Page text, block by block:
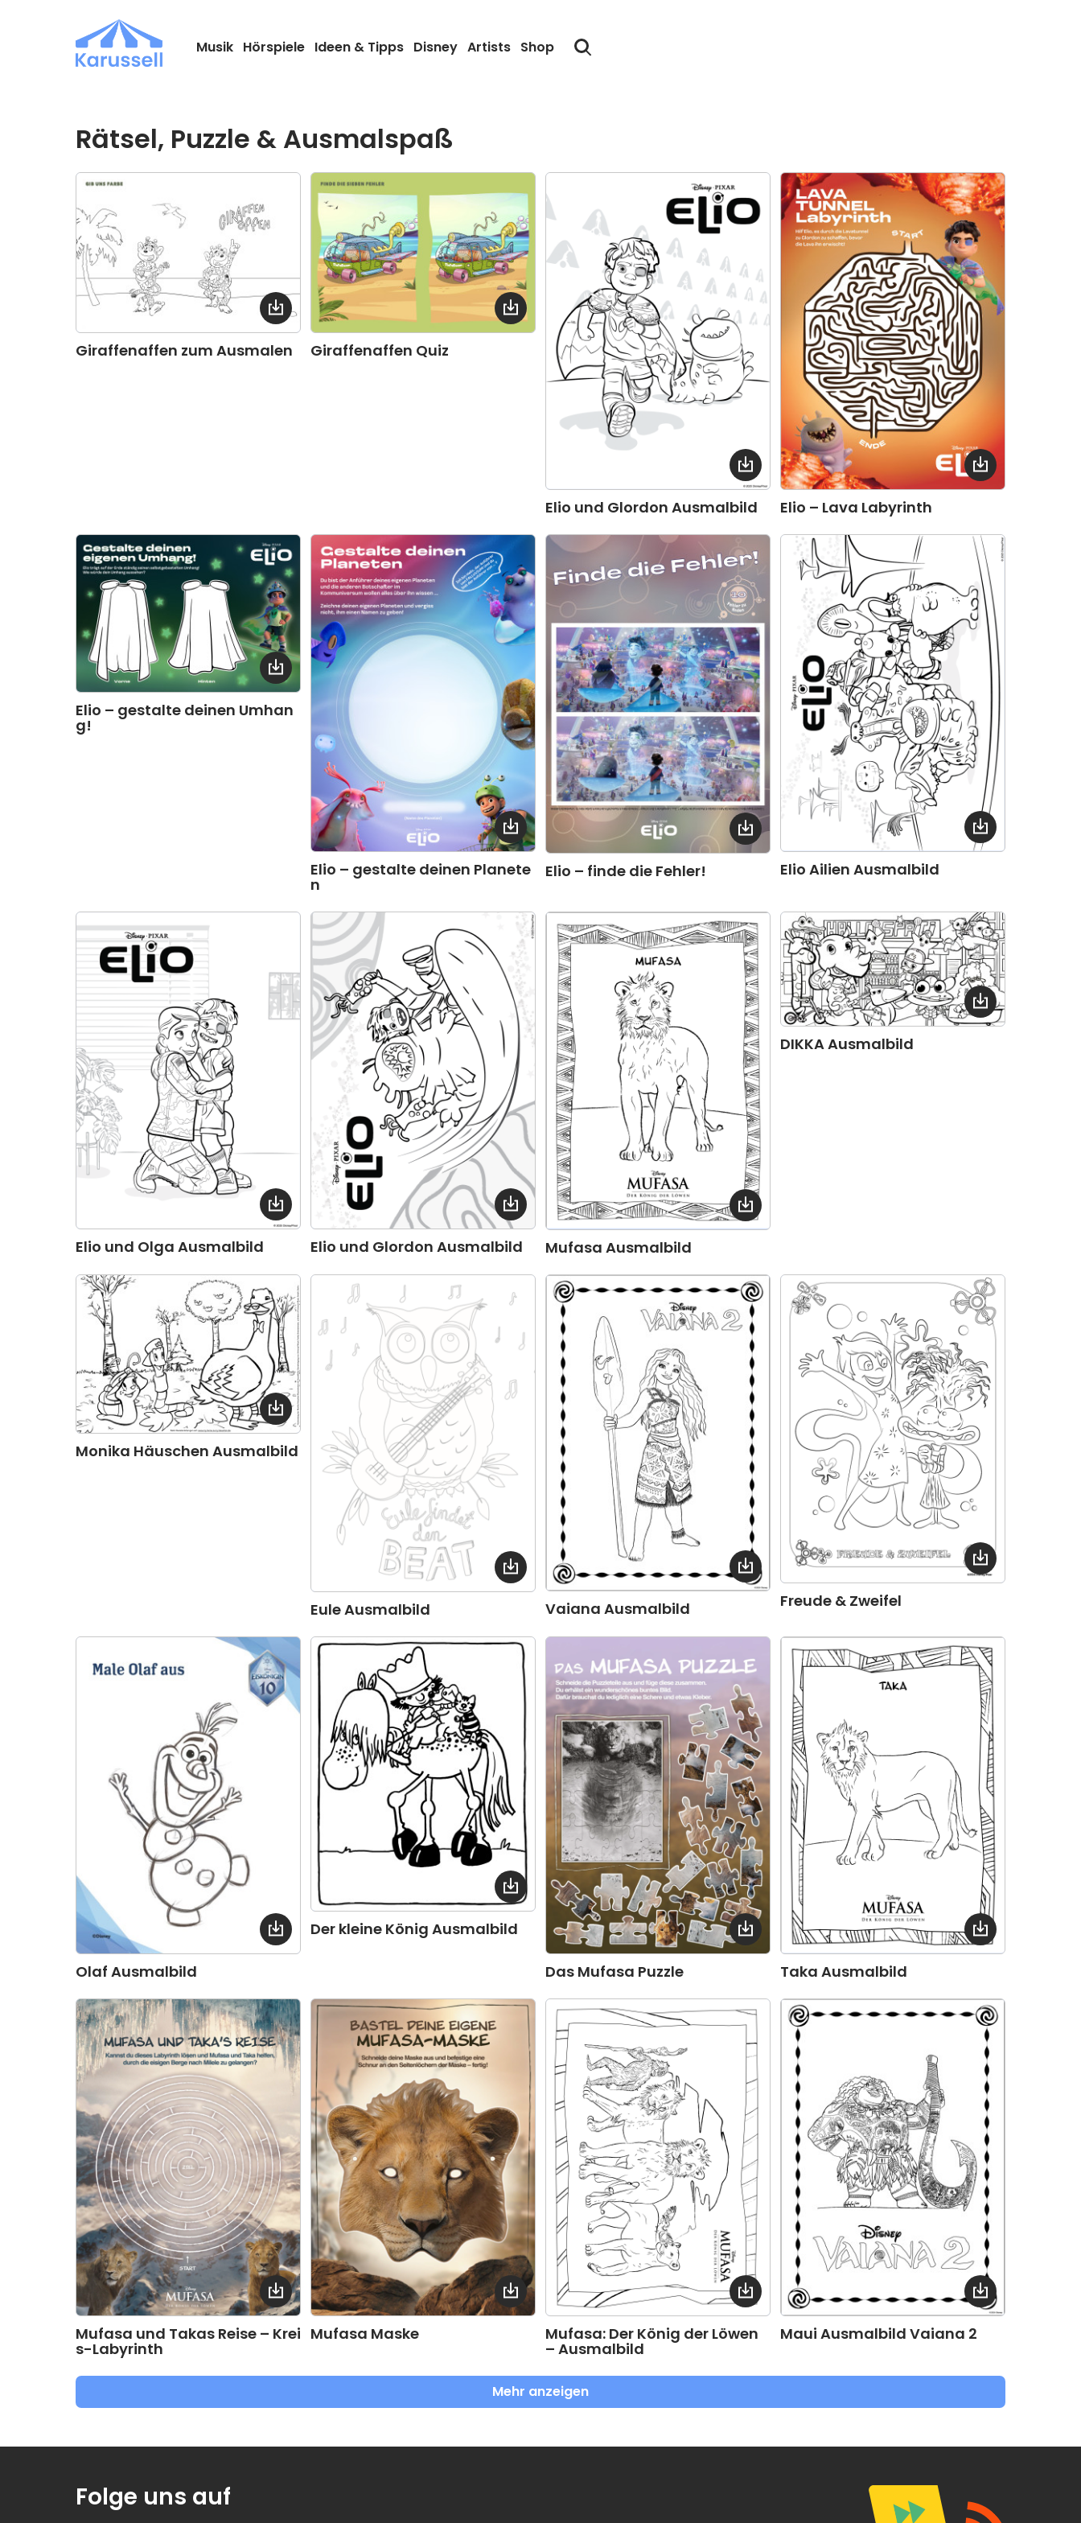
Musik Hörspiele Ideen & Tipps Disney Artists Shop
Rätsel, Puzzle & Ausmalspaß
Giraffenaffen zum Ausmalen Giraffenaffen Quiz
Elio und Glordon Ausmalbild Elio – Lava Labyrinth
Elio – gestalte deinen Umhan
g!
Elio – gestalte deinen Planete
n
Elio – finde die Fehler! Elio Ailien Ausmalbild
Elio und Olga Ausmalbild Elio und Glordon Ausmalbild Mufasa Ausmalbild
DIKKA Ausmalbild
Monika Häuschen Ausmalbild
Eule Ausmalbild Vaiana Ausmalbild Freude & Zweifel
Olaf Ausmalbild
Der kleine König Ausmalbild
Das Mufasa Puzzle Taka Ausmalbild
Mufasa und Takas Reise – Krei
s-Labyrinth
Mufasa Maske Mufasa: Der König der Löwen
– Ausmalbild
Maui Ausmalbild Vaiana 2
Mehr anzeigen
Folge uns auf